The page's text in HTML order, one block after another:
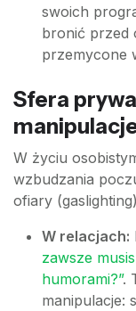
swoich
bronić przed
przemycone
Sfera
W życiu
wzbudzania
ofiary
W relacjach:
zawsze
humorami?”.
manipulacje: